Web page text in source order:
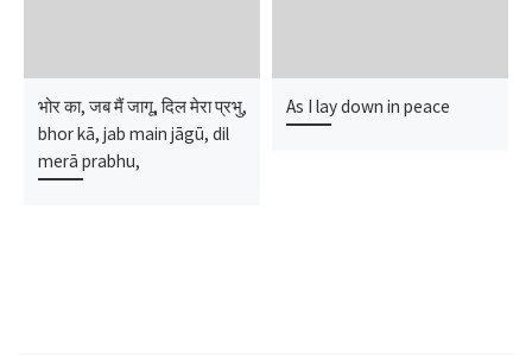
भोर का, जब मैं जागू, दिल मेरा प्रभु,
bhor kā, jab main jāgū, dil
merā prabhu,
As I lay down in peace